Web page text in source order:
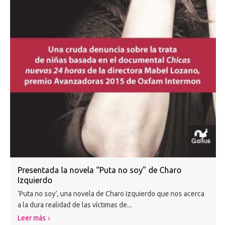
Presentada la novela “Puta no soy” de Charo
Izquierdo
‘Puta no soy’, una novela de Charo Izquierdo que nos acerca
a la dura realidad de las víctimas de...
Leer más